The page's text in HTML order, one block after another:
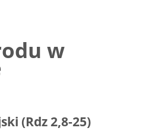
w
(Rdz 2,8-25)